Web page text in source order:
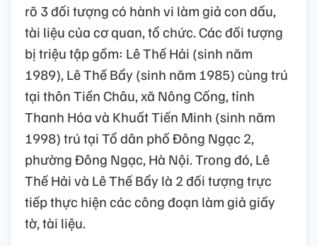
rõ 3 đối tượng có hành vi làm giả con dấu,
tài liệu của cơ quan, tổ chức. Các đối tượng
bị triệu tập gồm: Lê Thế Hải (sinh năm
1989), Lê Thế Bẩy (sinh năm 1985) cùng trú
tại thôn Tiền Châu, xã Nông Cống, tỉnh
Thanh Hóa và Khuất Tiến Minh (sinh năm
1998) trú tại Tổ dân phố Đông Ngạc 2,
phường Đông Ngạc, Hà Nội. Trong đó, Lê
Thế Hải và Lê Thế Bẩy là 2 đối tượng trực
tiếp thực hiện các công đoạn làm giả giấy
tờ, tài liệu.